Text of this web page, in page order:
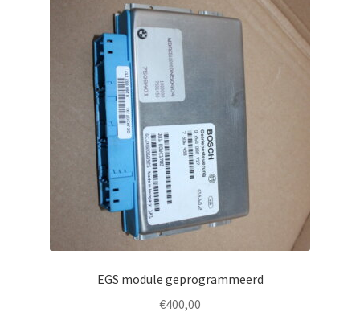
EGS module geprogrammeerd
€400,00